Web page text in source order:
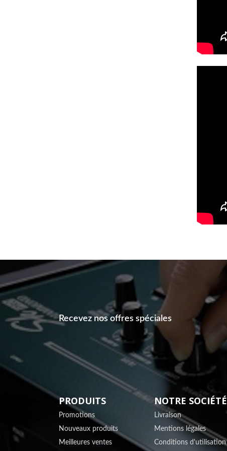
Recevez nos offres spéciales
PRODUITS
Promotions
Nouveaux produits
Meilleures ventes
NOTRE SOCIÉTÉ
Livraison
Mentions légales
Conditions d'utilisation